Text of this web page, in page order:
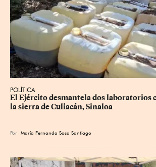
POLÍTICA
El Ejército desmantela dos laboratorios
la sierra de Culiacán, Sinaloa
Por María Fernanda Sosa Santiago